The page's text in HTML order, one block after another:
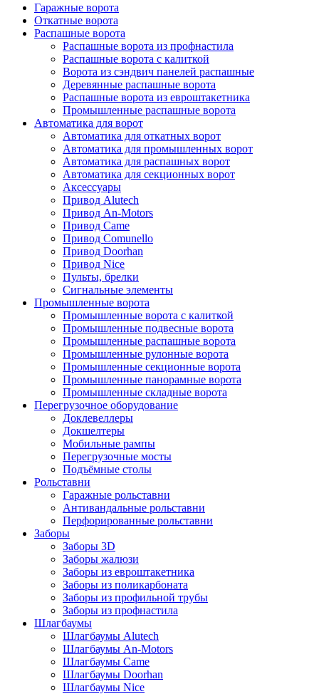
Гаражные ворота
Откатные ворота
Распашные ворота
Распашные ворота из профнастила
Распашные ворота с калиткой
Ворота из сэндвич панелей распашные
Деревянные распашные ворота
Распашные ворота из евроштакетника
Промышленные распашные ворота
Автоматика для ворот
Автоматика для откатных ворот
Автоматика для промышленных ворот
Автоматика для распашных ворот
Автоматика для секционных ворот
Аксессуары
Привод Alutech
Привод An-Motors
Привод Came
Привод Comunello
Привод Doorhan
Привод Nice
Пульты, брелки
Сигнальные элементы
Промышленные ворота
Промышленные ворота с калиткой
Промышленные подвесные ворота
Промышленные распашные ворота
Промышленные рулонные ворота
Промышленные секционные ворота
Промышленные панорамные ворота
Промышленные складные ворота
Перегрузочное оборудование
Доклевеллеры
Докшелтеры
Мобильные рампы
Перегрузочные мосты
Подъёмные столы
Рольставни
Гаражные рольставни
Антивандальные рольставни
Перфорированные рольставни
Заборы
Заборы 3D
Заборы жалюзи
Заборы из евроштакетника
Заборы из поликарбоната
Заборы из профильной трубы
Заборы из профнастила
Шлагбаумы
Шлагбаумы Alutech
Шлагбаумы An-Motors
Шлагбаумы Came
Шлагбаумы Doorhan
Шлагбаумы Nice